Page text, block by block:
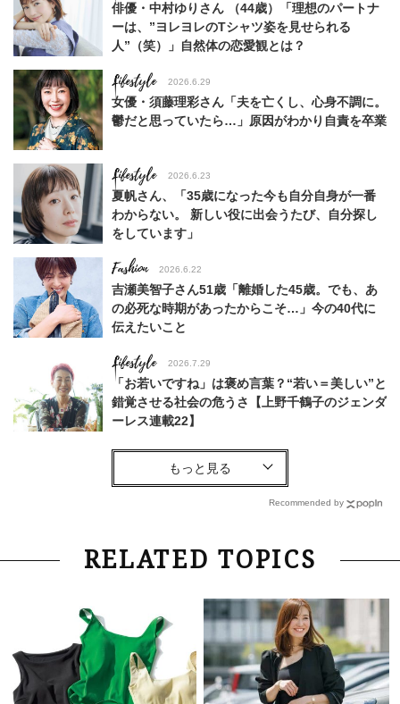
俳優・中村ゆりさん （44歳）「理想のパートナ
ーは、”ヨレヨレのTシャツ姿を見せられる
人”（笑）」自然体の恋愛観とは？
Lifestyle 2026.6.29
女優・須藤理彩さん「夫を亡くし、心身不調に。
鬱だと思っていたら…」原因がわかり自責を卒業
Lifestyle 2026.6.23
夏帆さん、「35歳になった今も自分自身が一番
わからない。 新しい役に出会うたび、自分探し
をしています」
Fashion 2026.6.22
吉瀬美智子さん51歳「離婚した45歳。でも、あ
の必死な時期があったからこそ…」今の40代に
伝えたいこと
Lifestyle 2026.7.29
「お若いですね」は褒め言葉？“若い＝美しい”と
錯覚させる社会の危うさ【上野千鶴子のジェンダ
ーレス連載22】
Lifestyle
梅宮アンナさん 電撃婚から1年、家族の価値観
を育み中「理想の暮らしよりも今の心地よさを選
Fashion 2026.6.12
中村ゆりさん「40代になり、やっと“仕事以外の
Fashion 2026.7.16
白黒でもこんなに華やぐ！40代、夏の「甘めト
ップス×パンツ」コーデ〈3選〉
Recommended by
RELATED TOPICS